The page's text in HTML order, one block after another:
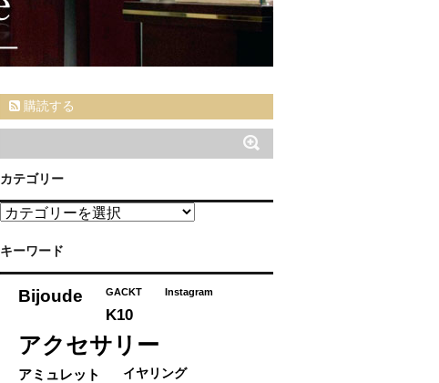
購読する
カテゴリー
カ
ゴ
キーワード
Bijoude GACKT Instagram
K10
アクセサリー
アミュレット
イヤリング